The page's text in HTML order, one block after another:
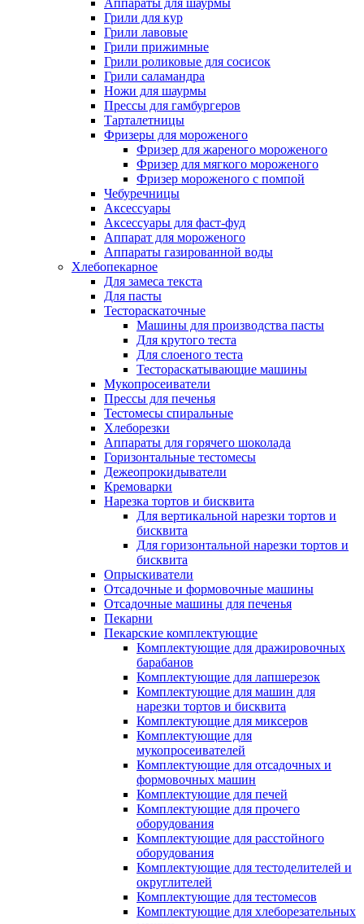
Аппараты для шаурмы
Грили для кур
Грили лавовые
Грили прижимные
Грили роликовые для сосисок
Грили саламандра
Ножи для шаурмы
Прессы для гамбургеров
Тарталетницы
Фризеры для мороженого
Фризер для жареного мороженого
Фризер для мягкого мороженого
Фризер мороженого с помпой
Чебуречницы
Аксессуары
Аксессуары для фаст-фуд
Аппарат для мороженого
Аппараты газированной воды
Хлебопекарное
Для замеса текста
Для пасты
Тестораскаточные
Машины для производства пасты
Для крутого теста
Для слоеного теста
Тестораскатывающие машины
Мукопросеиватели
Прессы для печенья
Тестомесы спиральные
Хлеборезки
Аппараты для горячего шоколада
Горизонтальные тестомесы
Дежеопрокидыватели
Кремоварки
Нарезка тортов и бисквита
Для вертикальной нарезки тортов и
бисквита
Для горизонтальной нарезки тортов и
бисквита
Опрыскиватели
Отсадочные и формовочные машины
Отсадочные машины для печенья
Пекарни
Пекарские комплектующие
Комплектующие для дражировочных
барабанов
Комплектующие для лапшерезок
Комплектующие для машин для
нарезки тортов и бисквита
Комплектующие для миксеров
Комплектующие для
мукопросеивателей
Комплектующие для отсадочных и
формовочных машин
Комплектующие для печей
Комплектующие для прочего
оборудования
Комплектующие для расстойного
оборудования
Комплектующие для тестоделителей и
округлителей
Комплектующие для тестомесов
Комплектующие для хлеборезательных